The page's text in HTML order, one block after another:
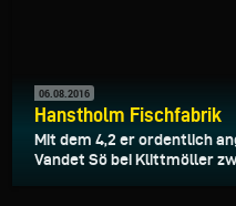
06.08.2016
Hanstholm Fischfabrik
Mit dem 4,2 er ordentlich
Vandet Sö bei Klittmöller